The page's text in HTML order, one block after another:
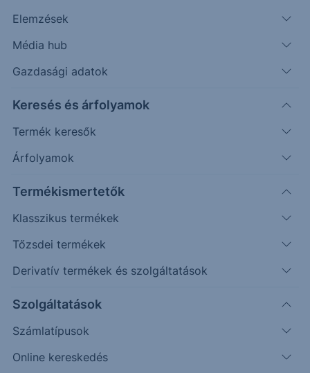
Elemzések
Média hub
Gazdasági adatok
Keresés és árfolyamok
Termék keresők
Árfolyamok
Termékismertetők
Klasszikus termékek
Tőzsdei termékek
Derivatív termékek és szolgáltatások
Szolgáltatások
Számlatípusok
Online kereskedés
Strukturált Értékpapírok
Magasabb hozam lehetősége egyedi
Védelmi mechanizmussal
rendelkező egyedi befektetési
lehetőséget keresel?
Az Erste Strukturált Értékpapír kínálatával különböző